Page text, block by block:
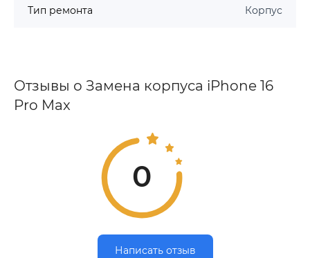
Тип ремонта Корпус
Отзывы о Замена корпуса iPhone 16
Pro Max
0
Написать отзыв